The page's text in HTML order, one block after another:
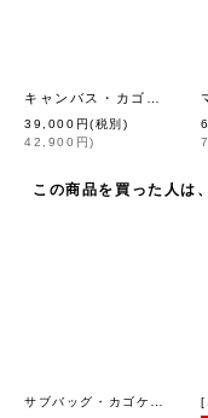
39,000 円(税別)
42,900 円)
この商品を買った人は